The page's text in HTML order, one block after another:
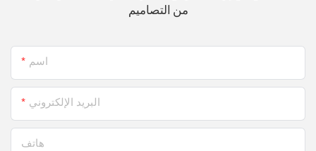
من التصاميم
اسم
البريد الإلكتروني
هاتف